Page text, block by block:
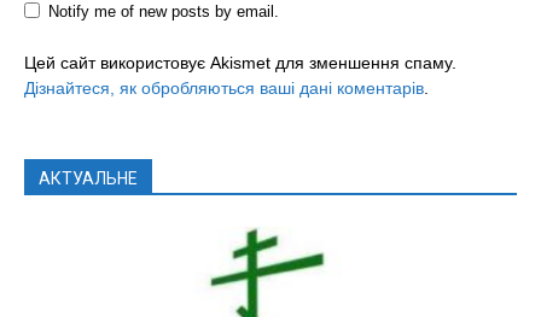
Notify me of new posts by email.
Цей сайт використовує Akismet для зменшення спаму.
Дізнайтеся, як обробляються ваші дані коментарів
АКТУАЛЬНЕ